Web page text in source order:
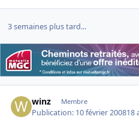
3 semaines plus tard...
winz Membre
Publication: 10 février 200818